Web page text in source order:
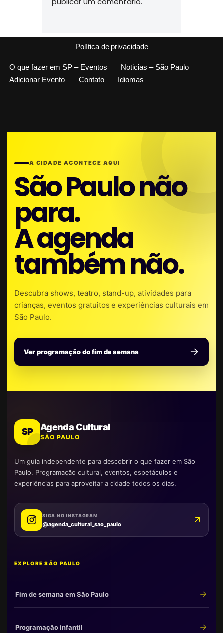
Política de privacidade
O que fazer em SP – Eventos
Noticias – São Paulo
Adicionar Evento
Contato Idiomas
A CIDADE ACONTECE AQUI
São Paulo não
para.
A agenda
também não.
Descubra shows, teatro, stand-up, atividades para
crianças, eventos gratuitos e experiências culturais em
São Paulo.
Ver programação do fim de semana
SP Agenda Cultural
SÃO PAULO
Um guia independente para descobrir o que fazer em São
Paulo. Programação cultural, eventos, espetáculos e
experiências para aproveitar a cidade todos os dias.
SIGA NO INSTAGRAM
@agenda_cultural_sao_paulo
EXPLORE SÃO PAULO
Fim de semana em São Paulo
Programação infantil